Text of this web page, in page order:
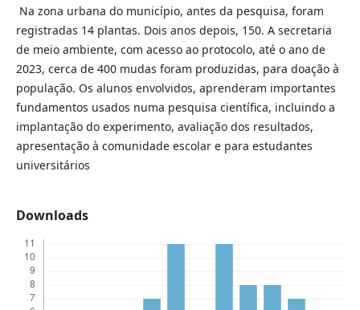
Na zona urbana do município, antes da pesquisa, foram
registradas 14 plantas. Dois anos depois, 150. A secretaria
de meio ambiente, com acesso ao protocolo, até o ano de
2023, cerca de 400 mudas foram produzidas, para doação à
população. Os alunos envolvidos, aprenderam importantes
fundamentos usados numa pesquisa científica, incluindo a
implantação do experimento, avaliação dos resultados,
apresentação à comunidade escolar e para estudantes
universitários
Downloads